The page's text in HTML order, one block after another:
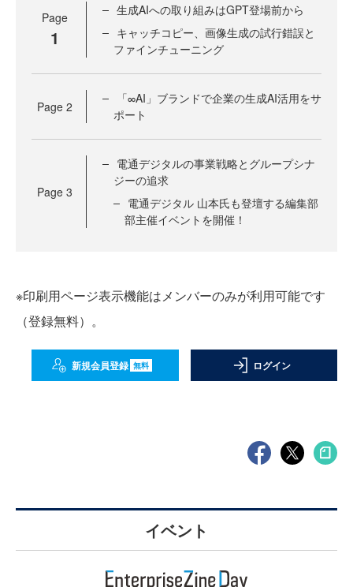
Page
1
生成AIへの取り組みはGPT登場前から
キャッチコピー、画像生成の試行錯誤と
ファインチューニング
Page 2
「∞AI」ブランドで企業の生成AI活用をサ
ポート
Page 3
電通デジタルの事業戦略とグループシナ
ジーの追求
電通デジタル 山本氏も登壇する編集部
部主催イベントを開催！
※印刷用ページ表示機能はメンバーのみが利用可能です
（登録無料）。
新規会員登録 無料 ログイン
イベント